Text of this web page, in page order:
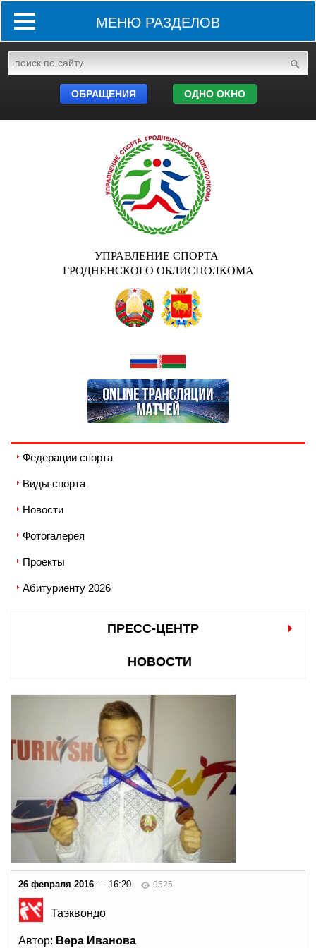
МЕНЮ РАЗДЕЛОВ
ОБРАЩЕНИЯ ОДНО ОКНО
УПРАВЛЕНИЕ СПОРТА
ГРОДНЕНСКОГО ОБЛИСПОЛКОМА
Федерации спорта
Виды спорта
Новости
Фотогалерея
Проекты
Абитуриенту 2026
ПРЕСС-ЦЕНТР
НОВОСТИ
26 февраля 2016 — 16:20 9525
Таэквондо
Автор: Вера Иванова